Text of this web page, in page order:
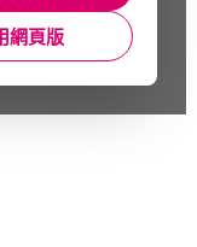
網頁版